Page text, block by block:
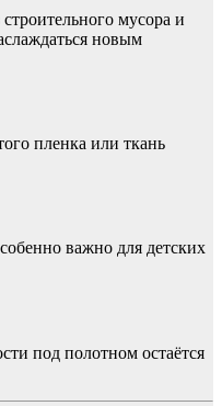
мусора и
новым
пленка или ткань
важно для детских
под полотном остаётся